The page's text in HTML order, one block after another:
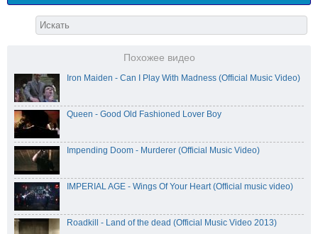
Похожее видео
Iron Maiden - Can I Play With Madness (Official Music Video)
Queen - Good Old Fashioned Lover Boy
Impending Doom - Murderer (Official Music Video)
IMPERIAL AGE - Wings Of Your Heart (Official music video)
Roadkill - Land of the dead (Official Music Video 2013)